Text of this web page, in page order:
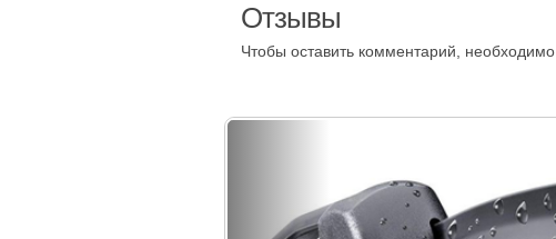
Отзывы
Чтобы оставить комментарий, необходимо